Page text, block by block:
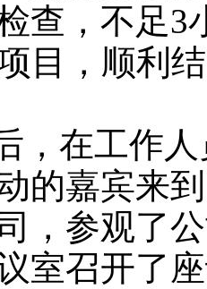
查，不足3
目，顺利
，在工作
的嘉宾来
，参观了
室召开了